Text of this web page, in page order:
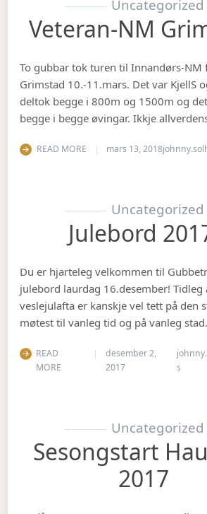
Uncategorized
Veteran-NM
To gubbar tok turen til Innandørs-NM
Grimstad 10.-11.mars. Det var KjellS
deltok begge i 800m og 1500m og
begge i begge øvingar. Ikkje
READ MORE mars 13, 2018
Uncategorized
Julebord
Du er hjarteleg velkommen til
julebord laurdag 16.desember! Tidleg
veslejulafta er kanskje vel tett på den
møtest til vanleg tid og på vanleg
READ
MORE
desember 2,
2017
s
Uncategorized
Sesongstart
2017